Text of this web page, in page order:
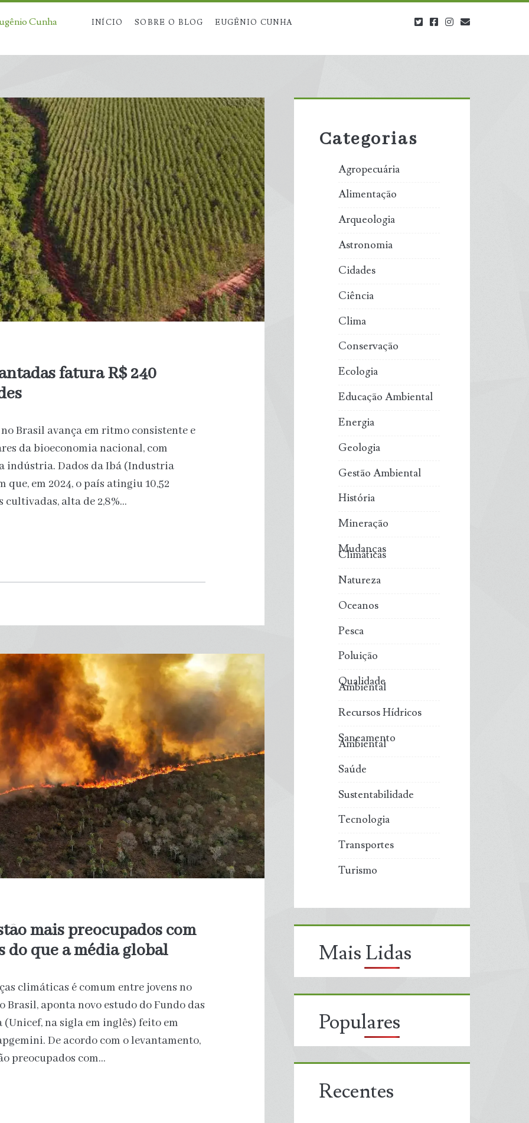
Cunha INÍCIO SOBRE O BLOG EUGÊNIO CUNHA twitterfacebookinstagram
fatura R$ 240
Brasil avança em ritmo consistente e
da bioeconomia nacional, com
indústria. Dados da Ibá (Industria
em 2024, o país atingiu 10,52
cultivadas, alta de 2,8%…
mais preocupados com
do que a média global
climáticas é comum entre jovens no
Brasil, aponta novo estudo do Fundo das
na sigla em inglês) feito em
De acordo com o levantamento,
preocupados com…
Sidebar
Categorias
Agropecuária
Alimentação
Arqueologia
Astronomia
Cidades
Ciência
Clima
Conservação
Ecologia
Educação Ambiental
Energia
Geologia
Gestão Ambiental
História
Mineração
Mudanças
Climáticas
Natureza
Oceanos
Pesca
Poluição
Qualidade
Ambiental
Recursos Hídricos
Saneamento
Ambiental
Saúde
Sustentabilidade
Tecnologia
Transportes
Turismo
Mais Lidas
Populares
Recentes